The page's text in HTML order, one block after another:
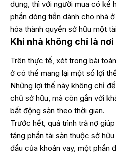
dụng, thì với người mua có kế
phần dòng tiền dành cho nhà
hóa thành quyền sở hữu một
Khi nhà không chỉ là nơi
Trên thực tế, xét trong bài
ở có thể mang lại một số lợi
Những lợi thế này không chỉ
chủ sở hữu, mà còn gắn với
bất động sản theo thời gian.
Trước hết, quá trình trả nợ
tăng phần tài sản thuộc sở
đầu của khoản vay, một phần